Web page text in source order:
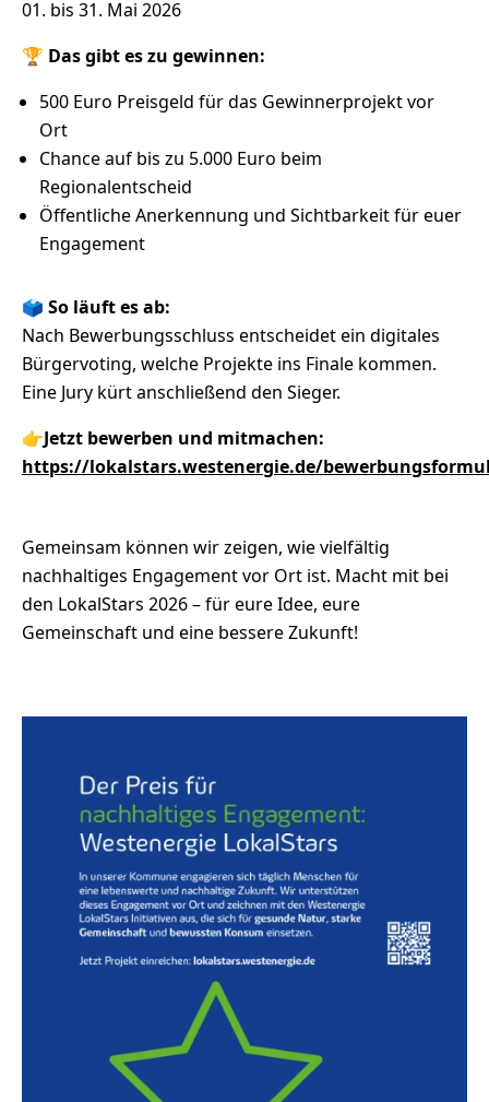
01. bis 31. Mai 2026
🏆 Das gibt es zu gewinnen:
500 Euro Preisgeld für das Gewinnerprojekt vor
Ort
Chance auf bis zu 5.000 Euro beim
Regionalentscheid
Öffentliche Anerkennung und Sichtbarkeit für euer
Engagement
🗳️ So läuft es ab:
Nach Bewerbungsschluss entscheidet ein digitales
Bürgervoting, welche Projekte ins Finale kommen.
Eine Jury kürt anschließend den Sieger.
👉Jetzt bewerben und mitmachen:
https://lokalstars.westenergie.de/
Gemeinsam können wir zeigen, wie vielfältig
nachhaltiges Engagement vor Ort ist. Macht mit bei
den LokalStars 2026 – für eure Idee, eure
Gemeinschaft und eine bessere Zukunft!